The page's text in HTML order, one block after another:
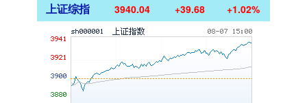
上证综指 3940.04 +39.68 +1.02%